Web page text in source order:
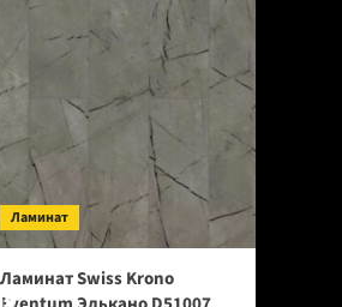
Ламинат
Ламинат Swiss Krono